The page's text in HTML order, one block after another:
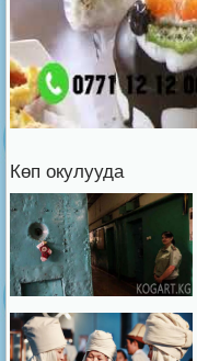
Көп окулууда